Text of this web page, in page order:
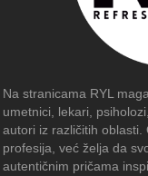
Na stranicama RYL
umetnici, lekari,
autori iz različitih oblasti.
profesija, već želja da
autentičnim pričama